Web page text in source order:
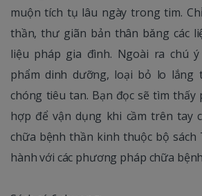
muộn tích tụ lâu ngày trong tim.
thần, thư giãn bản thân bǎng các
liệu pháp gia đình. Ngoài ra chú
phẩm dinh dưỡng, loại bỏ lo lắng
chóng tiêu tan. Bạn đọc sẽ tìm
hợp để vận dụng khi cầm trên tay
chữa bệnh thần kinh thuộc bộ sách
hành với các phương pháp chữa